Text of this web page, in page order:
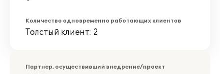
Количество одновременно работающих клиентов
Толстый клиент: 2
Партнер, осуществивший внедрение/проект